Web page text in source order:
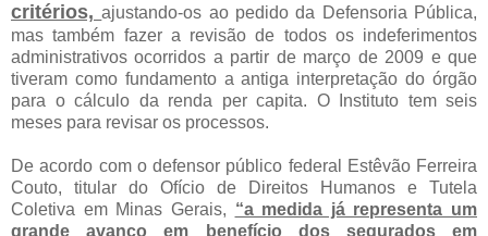
critérios,ajustando-os ao pedido da Defensoria Pública,
mas também fazer a revisão de todos os indeferimentos
administrativos ocorridos a partir de março de 2009 e que
tiveram como fundamento a antiga interpretação do órgão
para o cálculo da renda per capita. O Instituto tem seis
meses para revisar os processos.
De acordo com o defensor público federal Estêvão Ferreira
Couto, titular do Ofício de Direitos Humanos e Tutela
Coletiva em Minas Gerais, “a medida já representa um
grande avanço em benefício dos segurados em